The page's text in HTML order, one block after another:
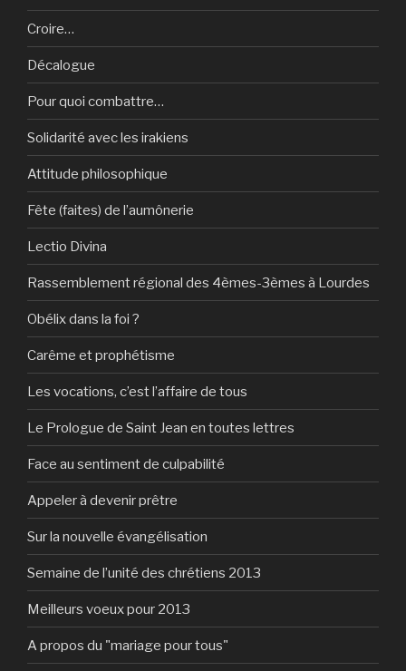
Croire…
Décalogue
Pour quoi combattre…
Solidarité avec les irakiens
Attitude philosophique
Fête (faites) de l’aumônerie
Lectio Divina
Rassemblement régional des 4èmes-3èmes à Lourdes
Obélix dans la foi ?
Carême et prophétisme
Les vocations, c’est l’affaire de tous
Le Prologue de Saint Jean en toutes lettres
Face au sentiment de culpabilité
Appeler à devenir prêtre
Sur la nouvelle évangélisation
Semaine de l’unité des chrétiens 2013
Meilleurs voeux pour 2013
A propos du "mariage pour tous"